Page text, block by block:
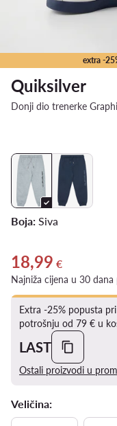
extra -
Quiksilver
Donji dio trenerke
Boja: Siva
Trenutna cijena 18,99 €
18,99 €
Najniža cijena u 30
Extra -25% popusta
potrošnju od 79 € u
LAST
Ostali proizvodi u
Veličina: